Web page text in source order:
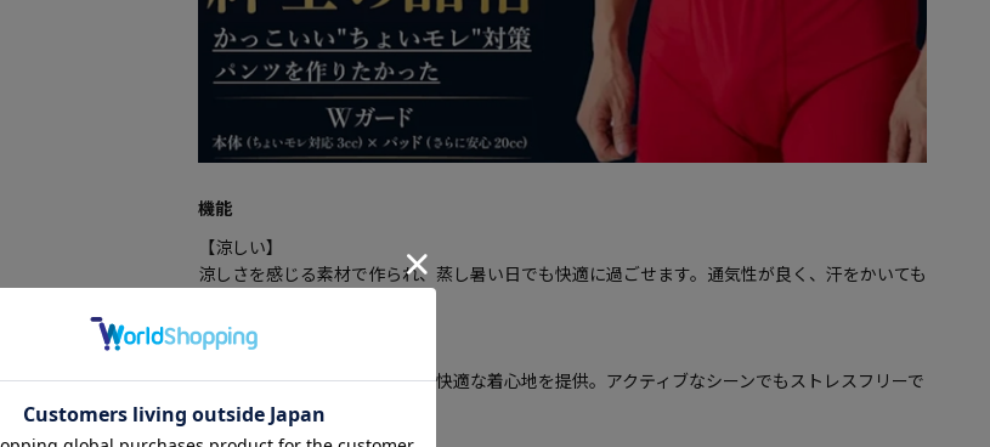
機能
【涼しい】
涼しさを感じる素材で作られ、蒸し暑い日でも快適に過ごせます。通気性が良く、汗をかいても
【ストレッチ】
ストレッチ素材で動きやすく、快適な着心地を提供。アクティブなシーンでもストレスフリーで
着用できます。